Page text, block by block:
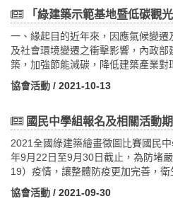
計案起而效尤，進而主動積極加入綠
合舉辦「優良綠建築論壇」，邀請
得獎作品設計精要，供與會建築師
示範之實質功效。二、活動重點第
建築論壇規劃如下：（一）優良綠建
室。主講人：邀請第11屆優良綠建築
計精要。（二）優良綠建築作品展版
月9日（四）至12日（日），假南港
優良綠建築作品展覽計有25塊展版
間議程 優良綠建築論壇 案例
13：20 報到13：20-14：10 林明
10-15：00 陳章安建築師 （桃園市
瀧乃湯、溫泉溪第一瀧，直抵地熱谷
「綠建築示範基地暨低碳觀光綠建築知性之
一、緣起目的近年來，因應氣候變
及社會環境變遷之衝擊影響，內政
築，加強節能減碳，降低建築產業對
善盡一己之力。為宣導綠建築節能減
觀念並推廣擴展，具體呈現臺灣綠建
導覽解說人員的綠建築知識與解說能
參訪導覽並積極宣導及推廣。二、
次，每場次為期2天的線上舉辦，可
觀光綠建築旅遊之導覽解說人員的綠
質，使民眾藉由參訪活動之過程，將
協會活動 / 2021-10-13
國民中學組報名及相關活動
2021全國綠建築繪畫徵圖比賽國民
年9月22日至9月30日截止，為防堵
19）疫情，讓整體防疫更加完善，衛
月23日起供年滿12歲至未滿18歲的
保學生參賽權益，將延長比賽報名時
協會活動 / 2021-09-30